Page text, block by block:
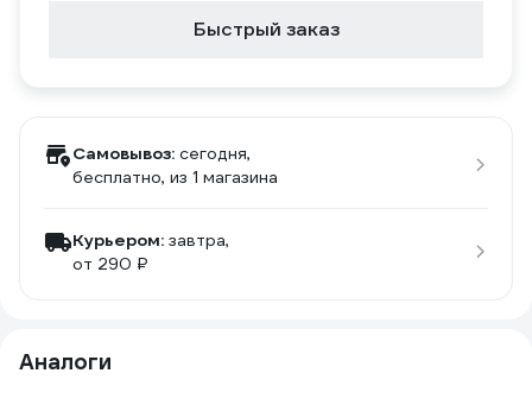
Быстрый заказ
Самовывоз: сегодня,
бесплатно, из 1 магазина
Курьером: завтра,
от 290 ₽
Аналоги